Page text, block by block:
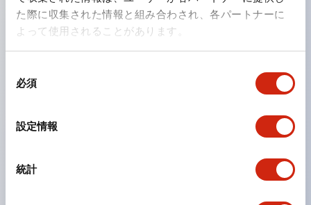
た際に収集された情報と組み合わされ、各パートナーに
よって使用されることがあります。
必須
設定情報
統計
を搭載。
高電圧タイプのLED球が搭載可能になり、ダイレクト
タイプの定格使用電圧が最大240Vまで対応可能になり
ました。
ひとつで6色の役をこなすLED球（LSRD球）。これま
で色ごとに分かれていたLED球を、1色のLED球で各色
UL、CSA、TÜV、CCC認証品。